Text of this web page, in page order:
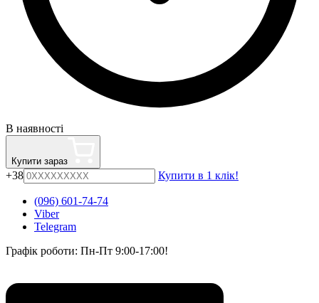
В наявності
Купити зараз
+38 Купити в 1 клік!
(096) 601-74-74
Viber
Telegram
Графік роботи: Пн-Пт 9:00-17:00!